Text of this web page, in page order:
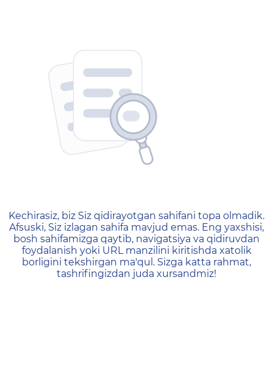
404 — Страница не
Kechirasiz, biz Siz qidirayotgan sahifani topa olmadik.
Afsuski, Siz izlagan sahifa mavjud emas. Eng yaxshisi,
bosh sahifamizga qaytib, navigatsiya va qidiruvdan
foydalanish yoki URL manzilini kiritishda xatolik
borligini tekshirgan ma'qul. Sizga katta rahmat,
tashrifingizdan juda xursandmiz!